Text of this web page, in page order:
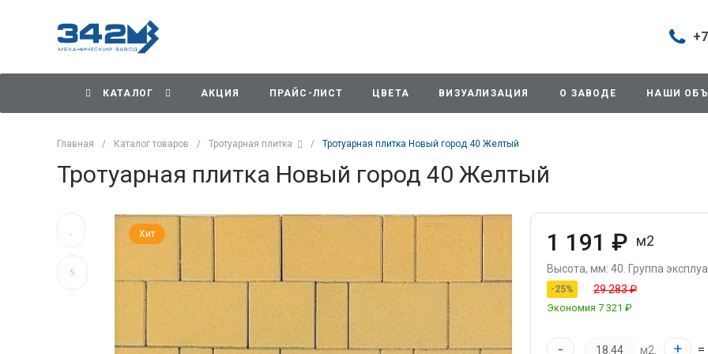
+7
г.
д.11/
+7
КАТАЛОГ АКЦИЯ ПРАЙС-ЛИСТ ЦВЕТА ВИЗУАЛИЗАЦИЯ О ЗАВОДЕ НАШИ
Главная / Каталог товаров / Тротуарная плитка / Тротуарная плитка Новый город 40 Желтый
Тротуарная плитка Новый город 40 Желтый
Хит 1 191 ₽ м2
Высота, мм: 40. Группа
-25% 29 283 ₽
Экономия 7 321 ₽
- м2. + =